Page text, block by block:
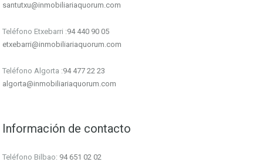
santutxu@inmobiliariaquorum.com
Teléfono Etxebarri :94 440 90 05
etxebarri@inmobiliariaquorum.com
Teléfono Algorta :94 477 22 23
algorta@inmobiliariaquorum.com
Información de contacto
Teléfono Bilbao: 94 651 02 02